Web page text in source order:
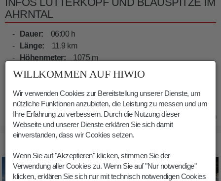
AHRNTAL
Dauer:
06:00 h
Länge:
11.9 km
Höhenmeter:
1075 m
Min. Höhe:
1456 m
WILLKOMMEN AUF HIWIO
Wir verwenden Cookies zur Bereitstellung unserer Dienste, um
nützliche Funktionen anzubieten, die Leistung zu messen und um
Ihre Erfahrung zu verbessern. Durch die Nutzung dieser
Webseite und unserer Dienste erklären Sie sich damit
einverstanden, dass wir Cookies setzen.
Wenn Sie auf "Akzeptieren" klicken, stimmen Sie der
Verwendung aller Cookies zu. Wenn Sie auf "Nur notwendige"
klicken, erklären Sie sich nur mit technisch notwendigen Cookies